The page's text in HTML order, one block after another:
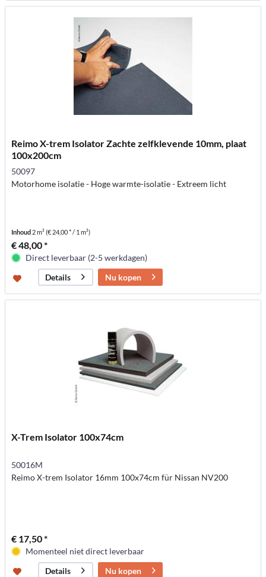
Reimo X-trem Isolator Zachte zelfklevende 10mm, plaat
100x200cm
50097
Motorhome isolatie - Hoge warmte-isolatie - Extreem licht
Inhoud 2 m²(€ 24,00 * / 1 m²)
€ 48,00 *
Direct leverbaar (2-5 werkdagen)
Details
Nu kopen
X-Trem Isolator 100x74cm
50016M
Reimo X-trem Isolator 16mm 100x74cm für Nissan NV200
€ 17,50 *
Momenteel niet direct leverbaar
Details
Nu kopen